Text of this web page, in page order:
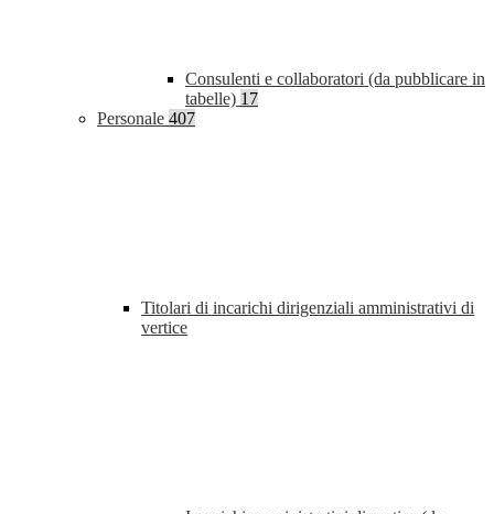
Consulenti e collaboratori (da pubblicare in
tabelle) 17
Personale 407
Titolari di incarichi dirigenziali amministrativi di
vertice